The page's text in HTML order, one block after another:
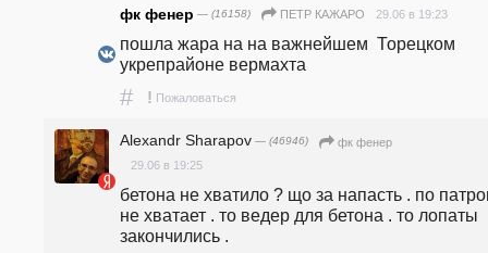
фк фенер — (16158) ПЕТР КАЖАРО 29.06 в 19:23
пошла жара на на важнейшем  Торецком
укрепрайоне вермахта
# ! Пожаловаться
Alexandr Sharapov — (46946)
фк фенер
29.06 в 19:25
бетона не хватило ? що за напасть . по
не хватает . то ведер для бетона . то лопаты
закончились .